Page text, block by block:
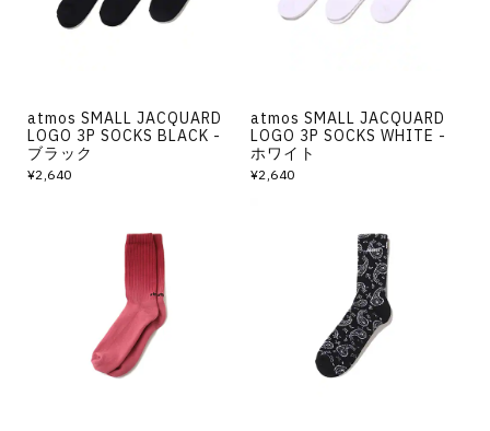
atmos SMALL JACQUARD
LOGO 3P SOCKS BLACK -
ブラック
¥2,640
atmos SMALL JACQUARD
LOGO 3P SOCKS WHITE -
ホワイト
¥2,640